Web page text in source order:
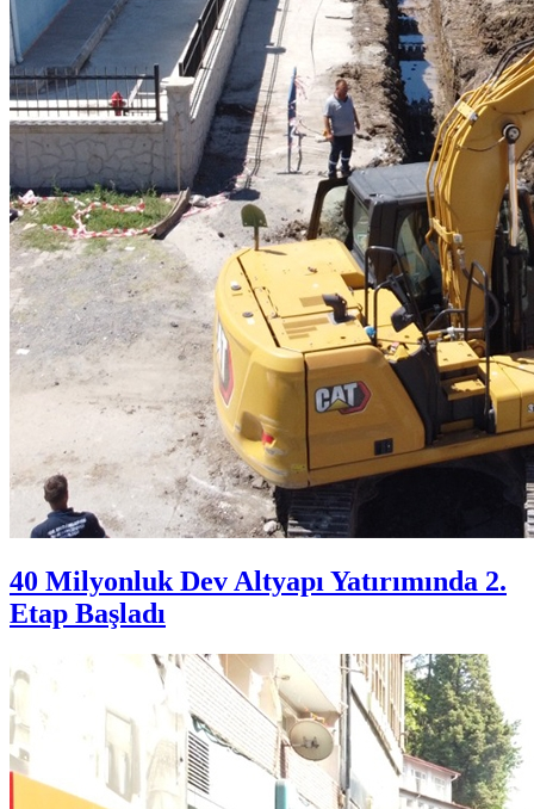
40 Milyonluk Dev Altyapı Yatırımında 2.
Etap Başladı